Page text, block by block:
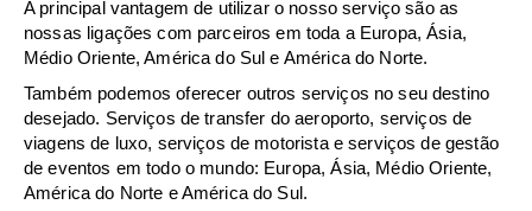
A principal vantagem de utilizar o nosso serviço são as
nossas ligações com parceiros em toda a Europa, Ásia,
Médio Oriente, América do Sul e América do Norte.
Também podemos oferecer outros serviços no seu destino
desejado. Serviços de transfer do aeroporto, serviços de
viagens de luxo, serviços de motorista e serviços de gestão
de eventos em todo o mundo: Europa, Ásia, Médio Oriente,
América do Norte e América do Sul.